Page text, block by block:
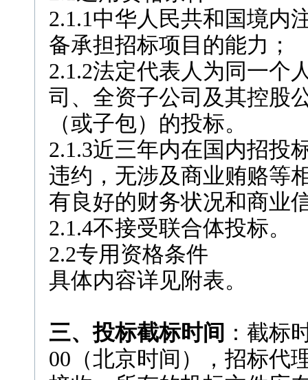
2.1.1中华人民共和国境内
备承担招标项目的能力；
2.1.2法定代表人为同一个
司、全资子公司及其控股
（或子包）的投标。
2.1.3近三年内在国内招投
违约，无涉及商业贿赂等
有良好的财务状况和商业
2.1.4不接受联合体投标。
2.2专用资格条件
具体内容详见附表。
三、投标截标时间 ：截标
00（北京时间），招标代